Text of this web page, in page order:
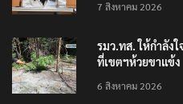
7 สิงหาคม 2026
รมว.ทส. ให้กำลัง
ที่เขตฯห้วยขาแข้ง
6 สิงหาคม 2026